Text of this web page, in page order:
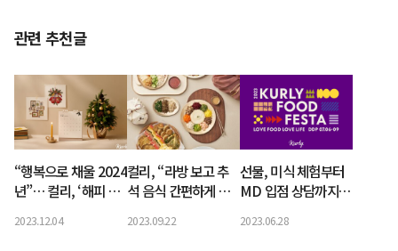
관련 추천글
“행복으로 채울 2024
년”… 컬리, ‘해피 리
진행
2023.12.04
컬리, “라방 보고 추
석 음식 간편하게 준
림 라이브 커머스 진
2023.09.22
선물, 미식 체험부터
MD 입점 상담까지…
로 즐긴다
2023.06.28